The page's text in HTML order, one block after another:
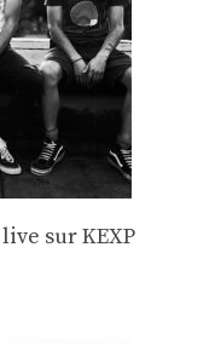
sur KEXP